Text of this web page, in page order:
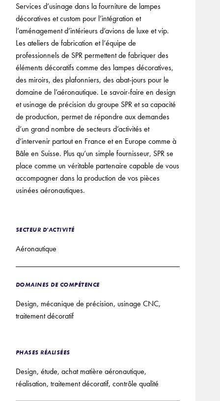
Services d’usinage dans la fourniture de lampes
décoratives et custom pour l’intégration et
l’aménagement d’intérieurs d’avions de luxe et vip.
Les ateliers de fabrication et l’équipe de
professionnels de SPR permettent de fabriquer des
éléments décoratifs comme des lampes décoratives,
des miroirs, des plafonniers, des abat-jours pour le
domaine de l’aéronautique. Le savoir-faire en design
et usinage de précision du groupe SPR et sa capacité
de production, permet de répondre aux demandes
d’un grand nombre de secteurs d’activités et
d’intervenir partout en France et en Europe comme à
Bâle en Suisse. Plus qu’un simple fournisseur, SPR se
place comme un véritable partenaire capable de vous
accompagner dans la production de vos pièces
usinées aéronautiques.
SECTEUR D'ACTIVITÉ
Aéronautique
DOMAINES DE COMPÉTENCE
Design, mécanique de précision, usinage CNC,
traitement décoratif
PHASES RÉALISÉES
Design, étude, achat matière aéronautique,
réalisation, traitement décoratif, contrôle qualité